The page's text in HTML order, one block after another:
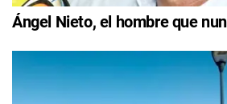
Ángel Nieto, el hombre que